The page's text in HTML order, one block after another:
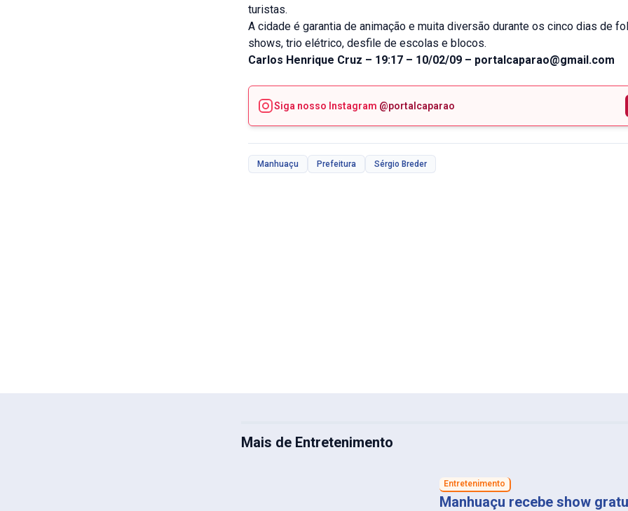
turistas.
A cidade é garantia de animação e muita diversão durante os cinco dias de
shows, trio elétrico, desfile de escolas e blocos.
Carlos Henrique Cruz – 19:17 – 10/02/09 – portalcaparao@gmail.com
Siga nosso Instagram @portalcaparao
Manhuaçu Prefeitura Sérgio Breder
Mais de Entretenimento
Entretenimento
Manhuaçu recebe show